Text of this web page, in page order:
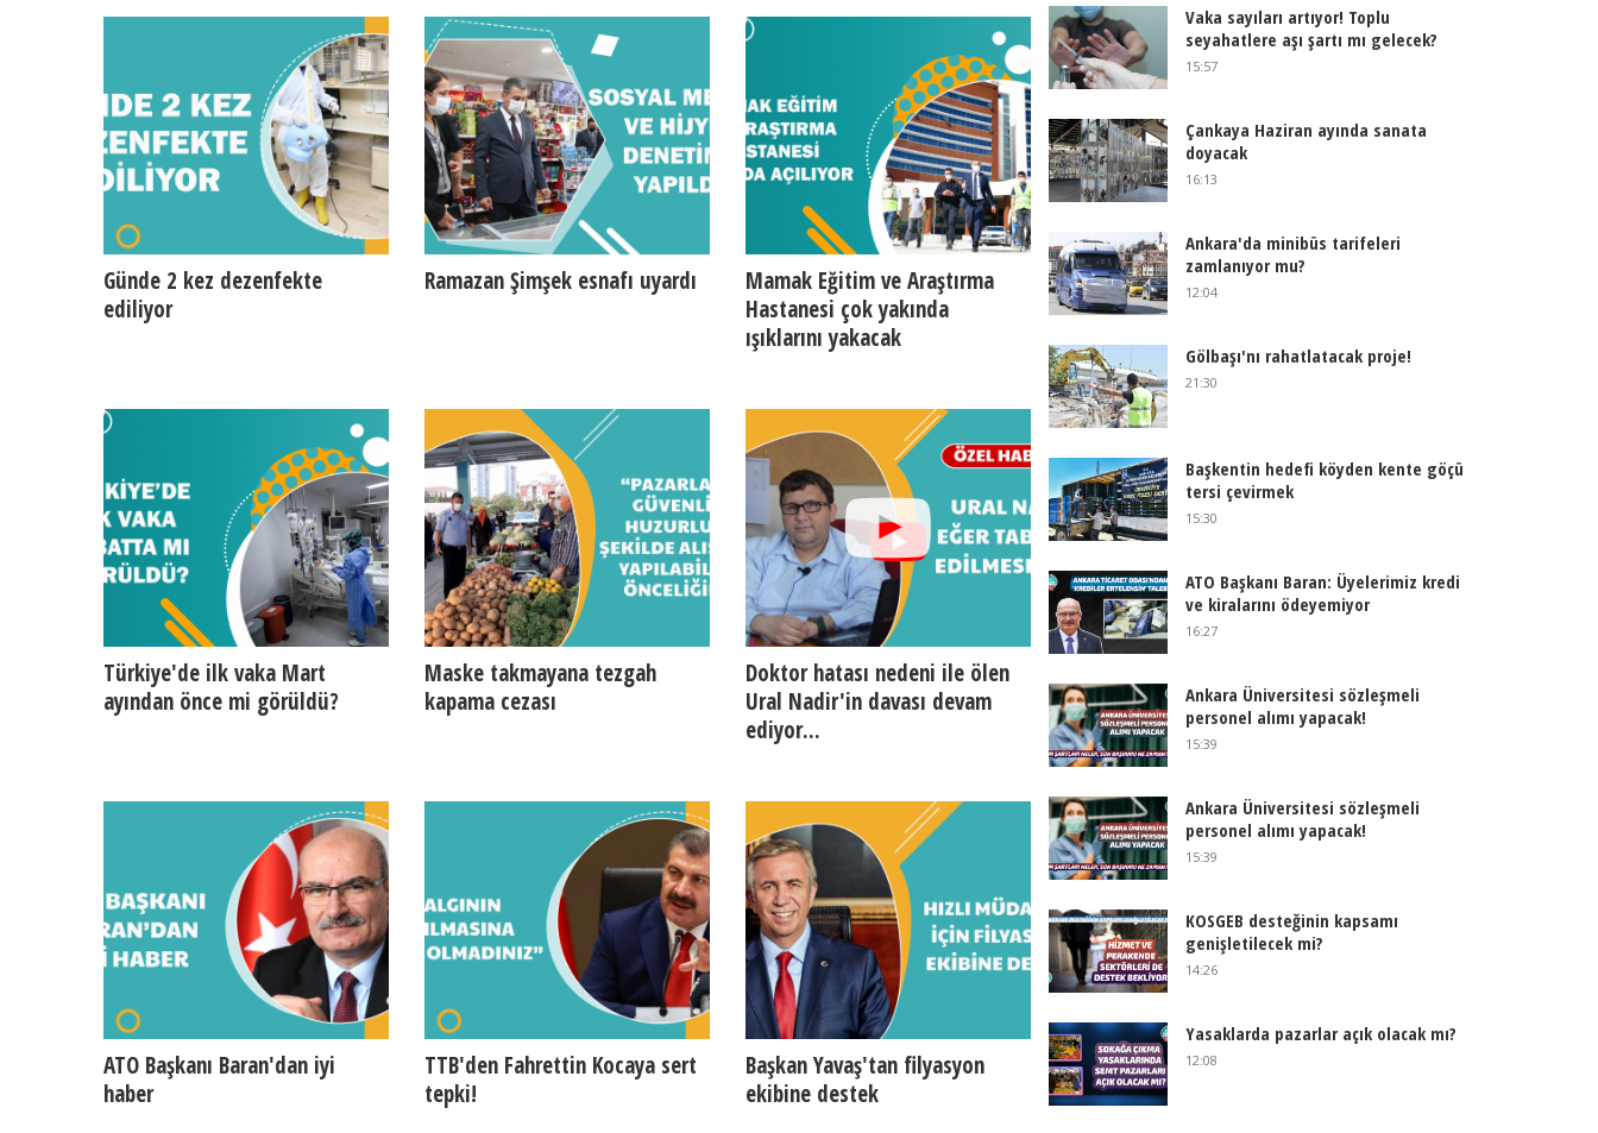
Günde 2 kez dezenfekte
ediliyor
Ramazan Şimşek esnafı uyardı
Mamak Eğitim ve Araştırma
Hastanesi çok yakında
ışıklarını yakacak
Türkiye'de ilk vaka Mart
ayından önce mi görüldü?
Maske takmayana tezgah
kapama cezası
Doktor hatası nedeni ile ölen
Ural Nadir'in davası devam
ediyor...
ATO Başkanı Baran'dan iyi
haber
TTB'den Fahrettin Kocaya sert
tepki!
Başkan Yavaş'tan filyasyon
ekibine destek
Vaka sayıları artıyor! Toplu
seyahatlere aşı şartı mı gelecek?
15:57
Çankaya Haziran ayında sanata
doyacak
16:13
Ankara'da minibüs tarifeleri
zamlanıyor mu?
12:04
Gölbaşı'nı rahatlatacak proje!
21:30
Başkentin hedefi köyden kente göçü
tersi çevirmek
15:30
ATO Başkanı Baran: Üyelerimiz kredi
ve kiralarını ödeyemiyor
16:27
Ankara Üniversitesi sözleşmeli
personel alımı yapacak!
15:39
Ankara Üniversitesi sözleşmeli
personel alımı yapacak!
15:39
KOSGEB desteğinin kapsamı
genişletilecek mi?
14:26
Yasaklarda pazarlar açık olacak mı?
12:08